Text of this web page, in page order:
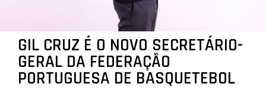
GIL CRUZ É O NOVO SECRETÁRIO-
GERAL DA FEDERAÇÃO
PORTUGUESA DE BASQUETEBOL